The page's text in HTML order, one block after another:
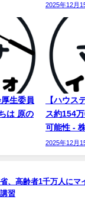
2025年12月
生委員
は 原の
【ハウス
ス約154
可能性 -
2025年12月
、高齢者1千万人にマ
習